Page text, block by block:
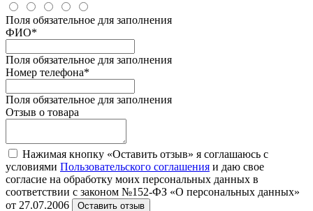
Поля обязательное для заполнения
ФИО*
Поля обязательное для заполнения
Номер телефона*
Поля обязательное для заполнения
Отзыв о товара
Нажимая кнопку «Оставить отзыв» я соглашаюсь с
условиями Пользовательского соглашения и даю свое
согласие на обработку моих персональных данных в
соответствии с законом №152-ФЗ «О персональных данных»
от 27.07.2006
Оставить отзыв